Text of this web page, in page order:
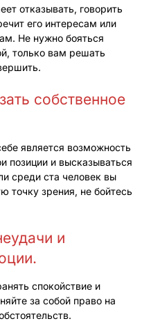
отказывать, говорить
его интересам или
Не нужно бояться
только вам решать
собственное
является возможность
позиции и высказываться
среди ста человек вы
точку зрения, не бойтесь
и
спокойствие и
за собой право на